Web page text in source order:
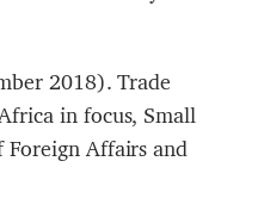
2018). Trade
in focus, Small
Foreign Affairs and